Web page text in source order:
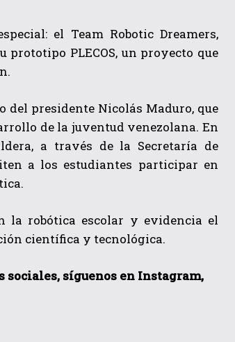
el Team Robotic Dreamers,
PLECOS, un proyecto que
del presidente Nicolás Maduro, que
de la juventud venezolana. En
a través de la Secretaría de
a los estudiantes participar en
la robótica escolar y evidencia el
científica y tecnológica.
sociales, síguenos en Instagram,